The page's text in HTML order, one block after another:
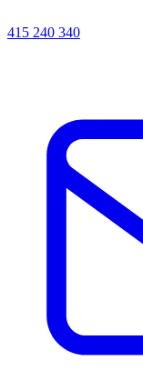
415 240 340